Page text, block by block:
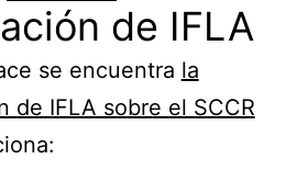
de IFLA
se encuentra la
de IFLA sobre el SCCR